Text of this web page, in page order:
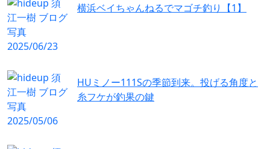
横浜ベイちゃんねるでマゴチ釣り【1】
HUミノー111Sの季節到来。投げる角度と
糸フケが釣果の鍵